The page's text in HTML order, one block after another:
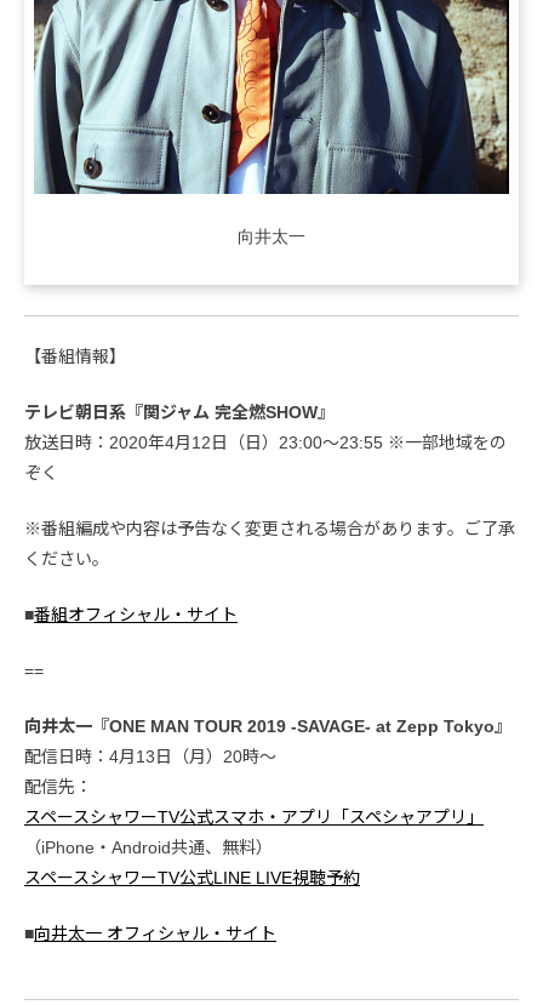
向井太一
【番組情報】
テレビ朝日系『関ジャム 完全燃SHOW』
放送日時：2020年4月12日（日）23:00～23:55 ※一部地域をの
ぞく
※番組編成や内容は予告なく変更される場合があります。ご了承
ください。
■番組オフィシャル・サイト
==
向井太一『ONE MAN TOUR 2019 -SAVAGE- at Zepp Tokyo』
配信日時：4月13日（月）20時〜
配信先：
スペースシャワーTV公式スマホ・アプリ「スペシャアプリ」
（iPhone・Android共通、無料）
スペースシャワーTV公式LINE LIVE視聴予約
■向井太一 オフィシャル・サイト